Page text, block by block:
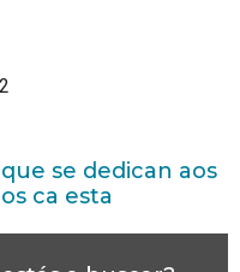
se dedican aos
ca esta